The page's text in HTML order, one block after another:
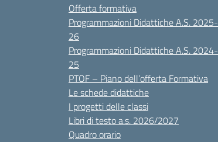
Offerta formativa
Programmazioni Didattiche A.S. 2025-
26
Programmazioni Didattiche A.S. 2024-
25
PTOF – Piano dell’offerta Formativa
Le schede didattiche
I progetti delle classi
Libri di testo a.s. 2026/2027
Quadro orario